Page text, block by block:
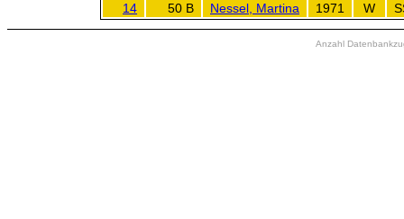
14
50 B Nessel, Martina 1971 W
Anzahl